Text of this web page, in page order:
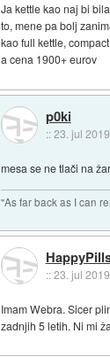
Ja kettle kao naj bi
to, mene pa bolj
kao full kettle,
a cena 1900+ eurov
p0ki
::23. jul
mesa se ne tlači na žar
"As far back as I can
::23. jul
Imam Webra. Sicer
zadnjih 5 letih. Ni mi